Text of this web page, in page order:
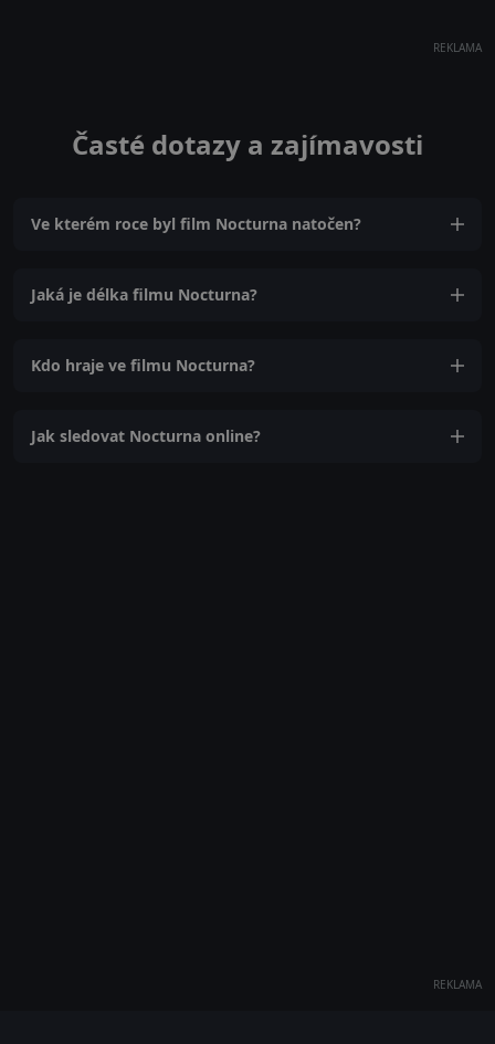
REKLAMA
Časté dotazy a zajímavosti
Ve kterém roce byl film Nocturna natočen?
Jaká je délka filmu Nocturna?
Kdo hraje ve filmu Nocturna?
Jak sledovat Nocturna online?
REKLAMA